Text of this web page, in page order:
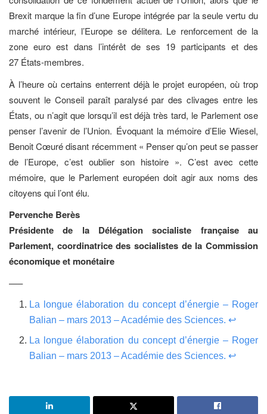
Brexit marque la fin d’une Europe intégrée par la seule vertu du
marché intérieur, l’Europe se délitera. Le renforcement de la
zone euro est dans l’intérêt de ses 19 participants et des
27 États-membres.
À l’heure où certains enterrent déjà le projet européen, où trop
souvent le Conseil paraît paralysé par des clivages entre les
États, ou n’agit que lorsqu’il est déjà très tard, le Parlement ose
penser l’avenir de l’Union. Évoquant la mémoire d’Elie Wiesel,
Benoit Cœuré disant récemment « Penser qu’on peut se passer
de l’Europe, c’est oublier son histoire ». C’est avec cette
mémoire, que le Parlement européen doit agir aux noms des
citoyens qui l’ont élu.
Pervenche Berès
Présidente de la Délégation socialiste française au
Parlement, coordinatrice des socialistes de la Commission
économique et monétaire
—–
La longue élaboration du concept d’énergie – Roger
Balian – mars 2013 – Académie des Sciences. ↩
La longue élaboration du concept d’énergie – Roger
Balian – mars 2013 – Académie des Sciences. ↩